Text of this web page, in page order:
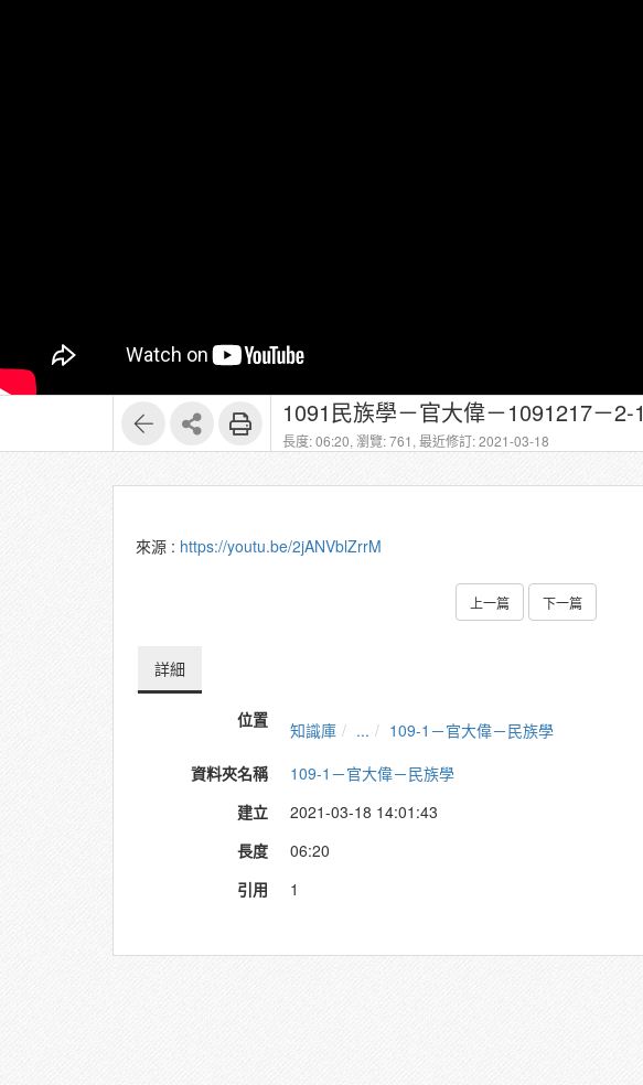
1091民族學－官大偉－1091217－2-1
長度: 06:20, 瀏覽: 761, 最近修訂: 2021-03-18
來源 : https://youtu.be/2jANVblZrrM
上一篇 下一篇
詳細
位置 知識庫 ...
109-1－官大偉－民族學
資料夾名稱
109-1－官大偉－民族學
建立
2021-03-18 14:01:43
長度
06:20
引用
1